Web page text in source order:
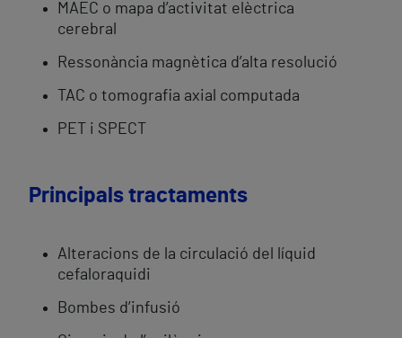
MAEC o mapa d’activitat elèctrica
cerebral
Ressonància magnètica d’alta resolució
TAC o tomografia axial computada
PET i SPECT
Principals tractaments
Alteracions de la circulació del líquid
cefaloraquidi
Bombes d’infusió